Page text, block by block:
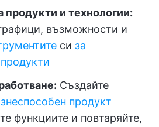
продукти и технологии:
възможности и
си за
Създайте
продукт
функциите и повтаряйте,